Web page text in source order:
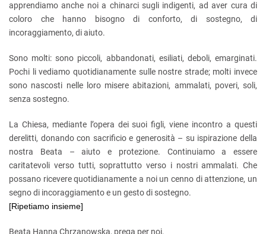
apprendiamo anche noi a chinarci sugli indigenti, ad aver cura di
coloro che hanno bisogno di conforto, di sostegno, di
incoraggiamento, di aiuto.
Sono molti: sono piccoli, abbandonati, esiliati, deboli, emarginati.
Pochi li vediamo quotidianamente sulle nostre strade; molti invece
sono nascosti nelle loro misere abitazioni, ammalati, poveri, soli,
senza sostegno.
La Chiesa, mediante l’opera dei suoi figli, viene incontro a questi
derelitti, donando con sacrificio e generosità – su ispirazione della
nostra Beata – aiuto e protezione. Continuiamo a essere
caritatevoli verso tutti, soprattutto verso i nostri ammalati. Che
possano ricevere quotidianamente a noi un cenno di attenzione, un
segno di incoraggiamento e un gesto di sostegno.
[Ripetiamo insieme]
Beata Hanna Chrzanowska, prega per noi.